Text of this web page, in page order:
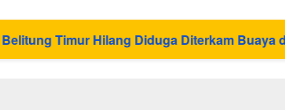
Diduga Diterkam Buaya di Kolong Kero